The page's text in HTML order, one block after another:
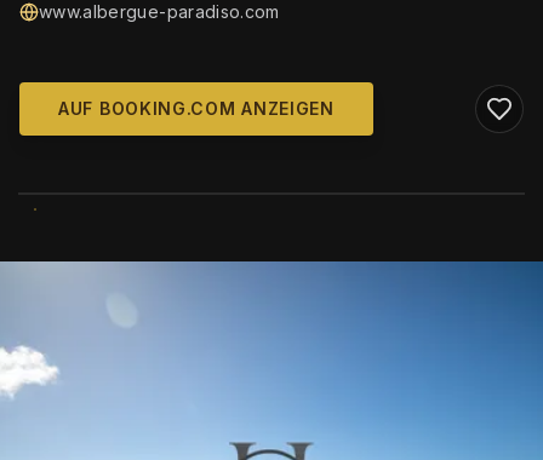
www.albergue-paradiso.com
AUF BOOKING.COM ANZEIGEN